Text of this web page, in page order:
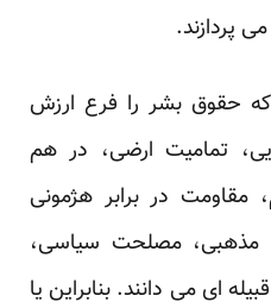
پردازند.
حقوق بشر را فرع ارزش
تمامیت ارضی، در هم
مقاومت در برابر هژمونی
مذهبی، مصلحت سیاسی،
ای می دانند. بنابراین یا